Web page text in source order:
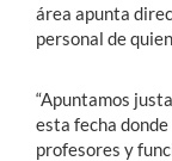
área apunta
personal de
“Apuntamos
esta fecha
profesores y